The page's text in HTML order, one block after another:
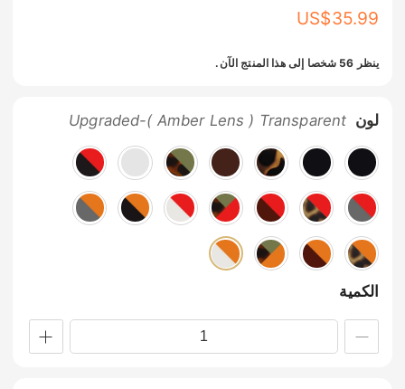
US$35.99
ينظر 56 شخصا إلى هذا المنتج الآن.
لون Upgraded-( Amber Lens ) Transparent
الكمية